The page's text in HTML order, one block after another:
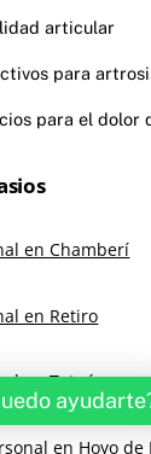
articular
para
para el dolor
en Chamberí
en Retiro
en Tetuán
en Hoyo de